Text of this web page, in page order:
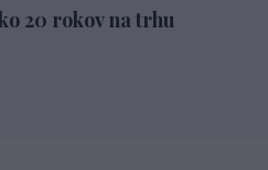
20 rokov na trhu